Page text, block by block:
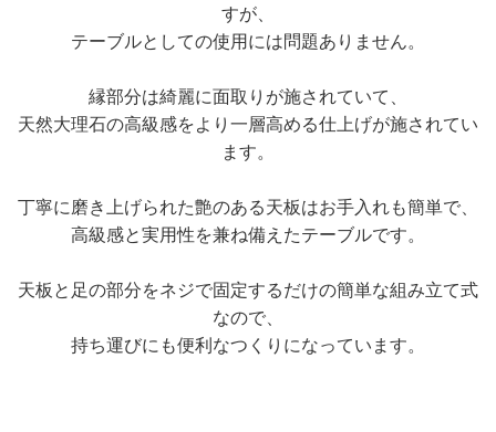
すが、
テーブルとしての使用には問題ありません。
縁部分は綺麗に面取りが施されていて、
天然大理石の高級感をより一層高める仕上げが施されてい
ます。
丁寧に磨き上げられた艶のある天板はお手入れも簡単で、
高級感と実用性を兼ね備えたテーブルです。
天板と足の部分をネジで固定するだけの簡単な組み立て式
なので、
持ち運びにも便利なつくりになっています。